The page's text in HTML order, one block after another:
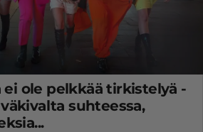
ei ole pelkkää tirkistelyä -
suhteessa,